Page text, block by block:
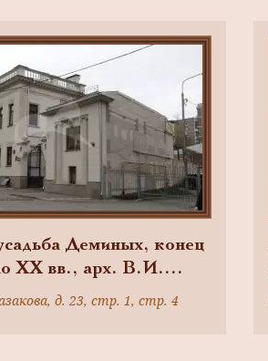
Деминых, конец
XX вв., арх. В.И.
Струков, Е.И.
д. 23, стр. 1, стр. 4